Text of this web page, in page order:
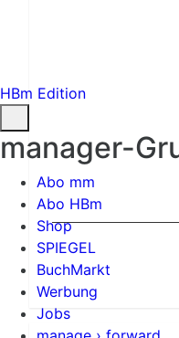
HBm Edition
manager-
Abo mm
Abo HBm
Shop
SPIEGEL
BuchMarkt
Werbung
Jobs